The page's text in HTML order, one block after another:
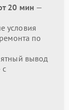
20 мин —
условия
по
вывод
с